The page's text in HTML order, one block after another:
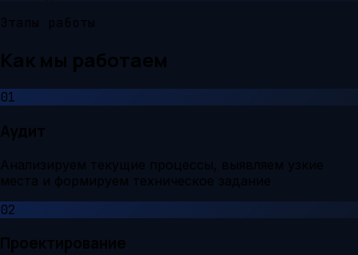
Этапы работы
Как мы работаем
01
Аудит
Анализируем текущие процессы, выявляем узкие
места и формируем техническое задание
02
Проектирование